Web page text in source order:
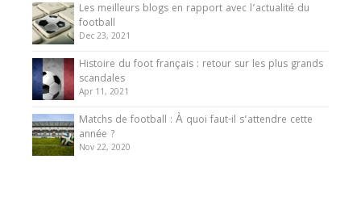
Les meilleurs blogs en rapport avec l’actualité du
football
Dec 23, 2021
Histoire du foot français : retour sur les plus grands
scandales
Apr 11, 2021
Matchs de football : À quoi faut-il s’attendre cette
année ?
Nov 22, 2020